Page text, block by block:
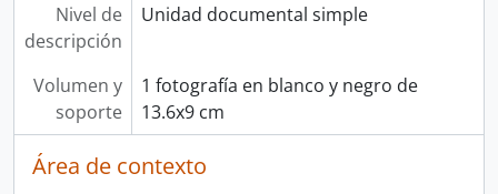
Nivel de
descripción
Unidad documental simple
Volumen y
soporte
1 fotografía en blanco y negro de
13.6x9 cm
Área de contexto